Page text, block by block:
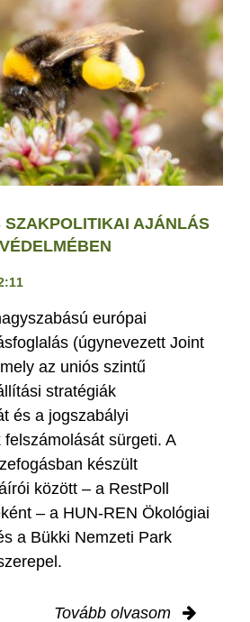
SZAKPOLITIKAI AJÁNLÁS
európai
(úgynevezett Joint
az uniós szintű
stratégiák
és a jogszabályi
sürgeti. A
készült
között – a RestPoll
– a HUN-REN Ökológiai
a Bükki Nemzeti Park
Tovább olvasom